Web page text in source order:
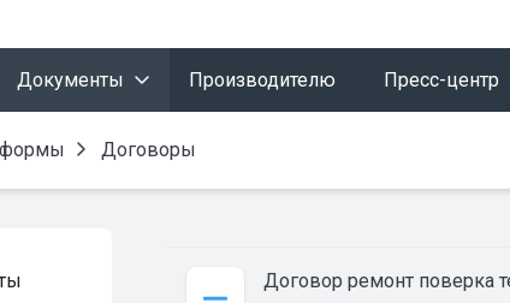
Документы Производителю Пресс-центр
формы Договоры
Договор ремонт поверка